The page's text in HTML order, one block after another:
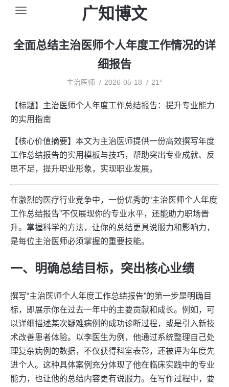
广知博文
全面总结主治医师个人年度工作情况的详
细报告
主治医师 2026-05-18 21°
【标题】主治医师个人年度工作总结报告：提升专业能力
的实用指南
【核心价值摘要】本文为主治医师提供一份高效撰写年度
工作总结报告的实用模板与技巧，帮助突出专业成就、反
思不足，提升职业形象，实现职业发展。
在激烈的医疗行业竞争中，一份优秀的“主治医师个人年度
工作总结报告”不仅展现你的专业水平，还能助力职场晋
升。掌握科学的方法，让你的总结更具说服力和影响力，
是每位主治医师必须掌握的重要技能。
一、明确总结目标，突出核心业绩
撰写“主治医师个人年度工作总结报告”的第一步是明确目
标，即展示你在过去一年中的主要贡献和成长。例如，可
以详细描述某次疑难病例的成功诊断过程，或是引入新技
术改善患者体验。以李医生为例，他通过系统整理自己处
理复杂病例的数据，不仅获得科室表彰，还被评为年度先
进个人。这种具体案例充分体现了他在临床实践中的专业
能力，也让他的总结内容更有说服力。在写作过程中，要